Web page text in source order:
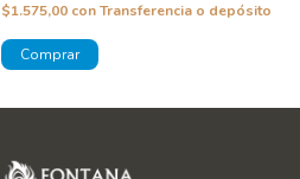
$1.575,00 conTransferencia o depósito